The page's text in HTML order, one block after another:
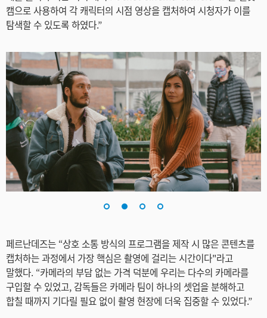
Sweden
Chinese Taipei
Turkey
UAE
Ukraine
United Kingdom
United States
캠으로 사용하여 각 캐릭터의 시점 영상을 캡처하여 시청자가 이를
탐색할 수 있도록 하였다.”
페르난데즈는 “상호 소통 방식의 프로그램을 제작 시 많은 콘텐츠를
캡처하는 과정에서 가장 핵심은 촬영에 걸리는 시간이다"라고
말했다. “카메라의 부담 없는 가격 덕분에 우리는 다수의 카메라를
구입할 수 있었고, 감독들은 카메라 팀이 하나의 셋업을 분해하고
합칠 때까지 기다릴 필요 없이 촬영 현장에 더욱 집중할 수 있었다.”